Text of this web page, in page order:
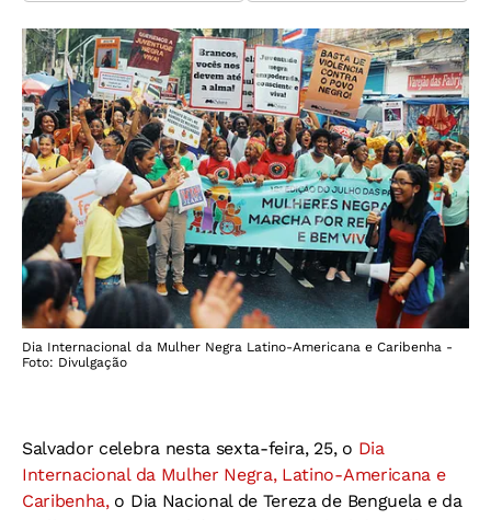
Dia Internacional da Mulher Negra Latino-Americana e Caribenha -
Foto: Divulgação
Salvador celebra nesta sexta-feira, 25, o Dia
Internacional da Mulher Negra, Latino-Americana e
Caribenha,o Dia Nacional de Tereza de Benguela e da